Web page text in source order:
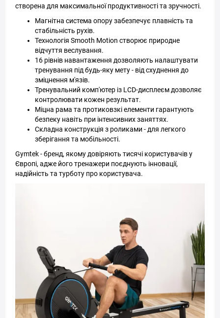
створена для максимальної продуктивності та зручності.
Магнітна система опору забезпечує плавність та
стабільність рухів.
Технологія Smooth Motion створює природне
відчуття веслування.
16 рівнів навантаження дозволяють налаштувати
тренування під будь-яку мету - від схуднення до
зміцнення м'язів.
Тренувальний комп'ютер із LCD-дисплеєм дозволяє
контролювати кожен результат.
Міцна рама та протиковзкі елементи гарантують
безпеку навіть при інтенсивних заняттях.
Складна конструкція з роликами - для легкого
зберігання та мобільності.
Gymtek - бренд, якому довіряють тисячі користувачів у
Європі, адже його тренажери поєднують інновації,
надійність та турботу про користувача.